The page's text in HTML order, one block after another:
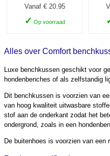
Vanaf € 20.95
✓ Op voorraad
Alles over Comfort
Luxe benchkussen geschikt voor
hondenbenches of als zelfstandig
Dit benchkussen is voorzien van
van hoog kwaliteit uitwasbare
stof aan de onderkant zodat het
ondergrond, zoals in een
De buitenhoes is voorzien van een